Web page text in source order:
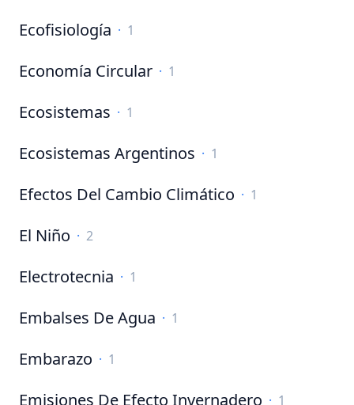
Ecofisiología · 1
Economía Circular · 1
Ecosistemas · 1
Ecosistemas Argentinos · 1
Efectos Del Cambio Climático · 1
El Niño · 2
Electrotecnia · 1
Embalses De Agua · 1
Embarazo · 1
Emisiones De Efecto Invernadero · 1